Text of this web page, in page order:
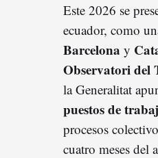
Este 2026 se
ecuador, como
Barcelona y
Observatori del
la Generalitat
puestos de
procesos
cuatro meses del